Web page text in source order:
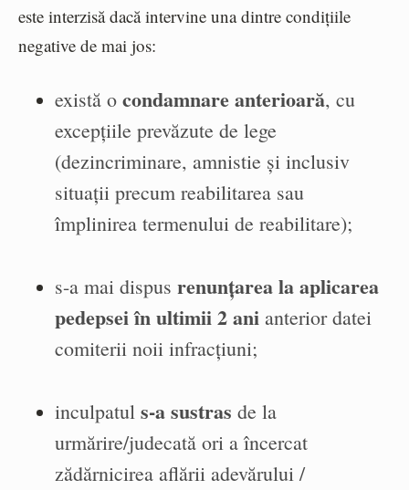
este interzisă dacă intervine una dintre condițiile
negative de mai jos:
există o condamnare anterioară, cu
excepțiile prevăzute de lege
(dezincriminare, amnistie și inclusiv
situații precum reabilitarea sau
împlinirea termenului de reabilitare);
s-a mai dispus renunțarea la aplicarea
pedepsei în ultimii 2 ani anterior datei
comiterii noii infracțiuni;
inculpatul s-a sustras de la
urmărire/judecată ori a încercat
zădărnicirea aflării adevărului /